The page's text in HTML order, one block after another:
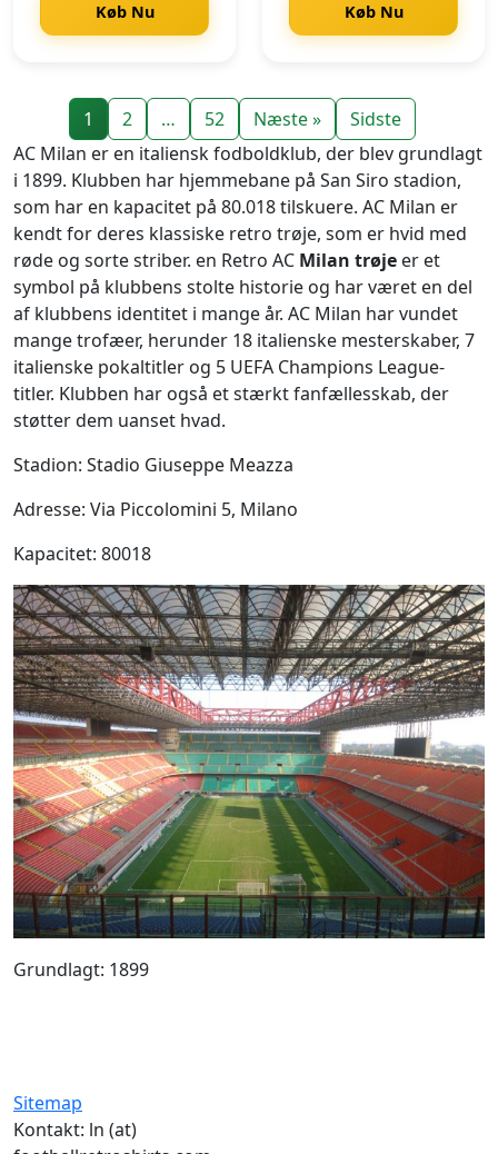
Køb Nu Køb Nu
1 2 … 52 Næste »
Sidste
AC Milan er en italiensk fodboldklub, der blev grundlagt
i 1899. Klubben har hjemmebane på San Siro stadion,
som har en kapacitet på 80.018 tilskuere. AC Milan er
kendt for deres klassiske retro trøje, som er hvid med
røde og sorte striber. en Retro AC Milan trøje er et
symbol på klubbens stolte historie og har været en del
af klubbens identitet i mange år. AC Milan har vundet
mange trofæer, herunder 18 italienske mesterskaber, 7
italienske pokaltitler og 5 UEFA Champions League-
titler. Klubben har også et stærkt fanfællesskab, der
støtter dem uanset hvad.
Stadion: Stadio Giuseppe Meazza
Adresse: Via Piccolomini 5, Milano
Kapacitet: 80018
Grundlagt: 1899
Sitemap
Kontakt: ln (at)